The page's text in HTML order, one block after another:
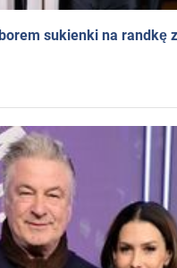
sukienki na randkę